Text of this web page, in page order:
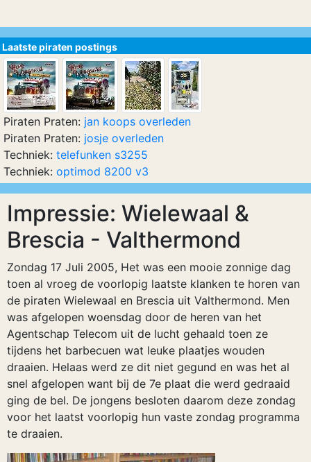
Impressie: Wielewaal &
Brescia - Valthermond
Zondag 17 Juli 2005, Het was een mooie zonnige dag
toen al vroeg de voorlopig laatste klanken te horen van
de piraten Wielewaal en Brescia uit Valthermond. Men
was afgelopen woensdag door de heren van het
Agentschap Telecom uit de lucht gehaald toen ze
tijdens het barbecuen wat leuke plaatjes wouden
draaien. Helaas werd ze dit niet gegund en was het al
snel afgelopen want bij de 7e plaat die werd gedraaid
ging de bel. De jongens besloten daarom deze zondag
voor het laatst voorlopig hun vaste zondag programma
te draaien.
Laatste piraten postings
Piraten Praten: jan koops overleden
Piraten Praten: josje overleden
Techniek: telefunken s3255
Techniek: optimod 8200 v3